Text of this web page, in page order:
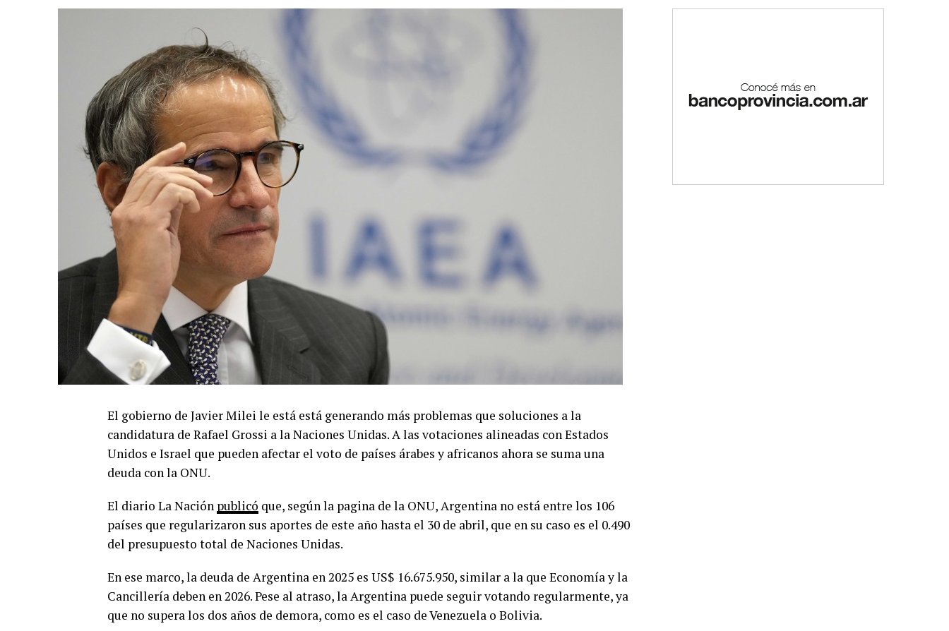
El gobierno de Javier Milei le está está generando más problemas que soluciones a la
candidatura de Rafael Grossi a la Naciones Unidas. A las votaciones alineadas con Estados
Unidos e Israel que pueden afectar el voto de países árabes y africanos ahora se suma una
deuda con la ONU.
El diario La Nación publicó que, según la pagina de la ONU, Argentina no está entre los 106
países que regularizaron sus aportes de este año hasta el 30 de abril, que en su caso es el 0.490
del presupuesto total de Naciones Unidas.
En ese marco, la deuda de Argentina en 2025 es US$ 16.675.950, similar a la que Economía y la
Cancillería deben en 2026. Pese al atraso, la Argentina puede seguir votando regularmente, ya
que no supera los dos años de demora, como es el caso de Venezuela o Bolivia.